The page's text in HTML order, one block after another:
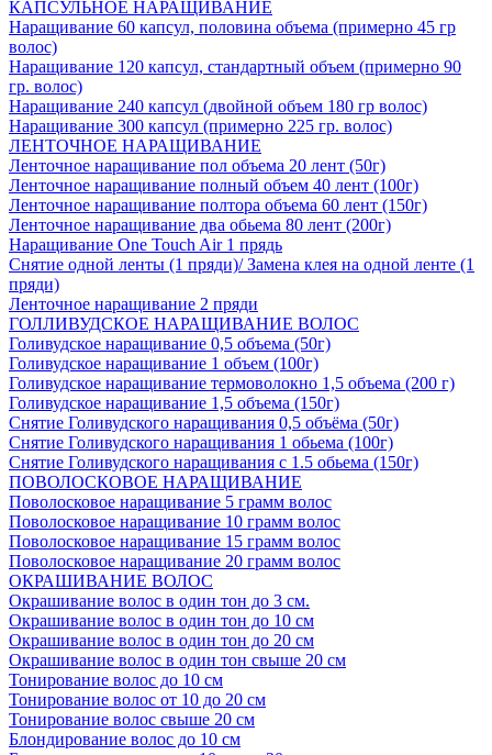
КАПСУЛЬНОЕ НАРАЩИВАНИЕ
Наращивание 60 капсул, половина объема (примерно 45 гр
волос)
Наращивание 120 капсул, стандартный объем (примерно 90
гр. волос)
Наращивание 240 капсул (двойной объем 180 гр волос)
Наращивание 300 капсул (примерно 225 гр. волос)
ЛЕНТОЧНОЕ НАРАЩИВАНИЕ
Ленточное наращивание пол объема 20 лент (50г)
Ленточное наращивание полный объем 40 лент (100г)
Ленточное наращивание полтора объема 60 лент (150г)
Ленточное наращивание два обьема 80 лент (200г)
Наращивание One Touch Air 1 прядь
Снятие одной ленты (1 пряди)/ Замена клея на одной ленте (1
пряди)
Ленточное наращивание 2 пряди
ГОЛЛИВУДСКОЕ НАРАЩИВАНИЕ ВОЛОС
Голивудское наращивание 0,5 объема (50г)
Голивудское наращивание 1 объем (100г)
Голивудское наращивание термоволокно 1,5 объема (200 г)
Голивудское наращивание 1,5 объема (150г)
Снятие Голивудского наращивания 0,5 объёма (50г)
Снятие Голивудского наращивания 1 обьема (100г)
Снятие Голивудского наращивания с 1.5 обьема (150г)
ПОВОЛОСКОВОЕ НАРАЩИВАНИЕ
Поволосковое наращивание 5 грамм волос
Поволосковое наращивание 10 грамм волос
Поволосковое наращивание 15 грамм волос
Поволосковое наращивание 20 грамм волос
ОКРАШИВАНИЕ ВОЛОС
Окрашивание волос в один тон до 3 см.
Окрашивание волос в один тон до 10 см
Окрашивание волос в один тон до 20 см
Окрашивание волос в один тон свыше 20 см
Тонирование волос до 10 см
Тонирование волос от 10 до 20 см
Тонирование волос свыше 20 см
Блондирование волос до 10 см